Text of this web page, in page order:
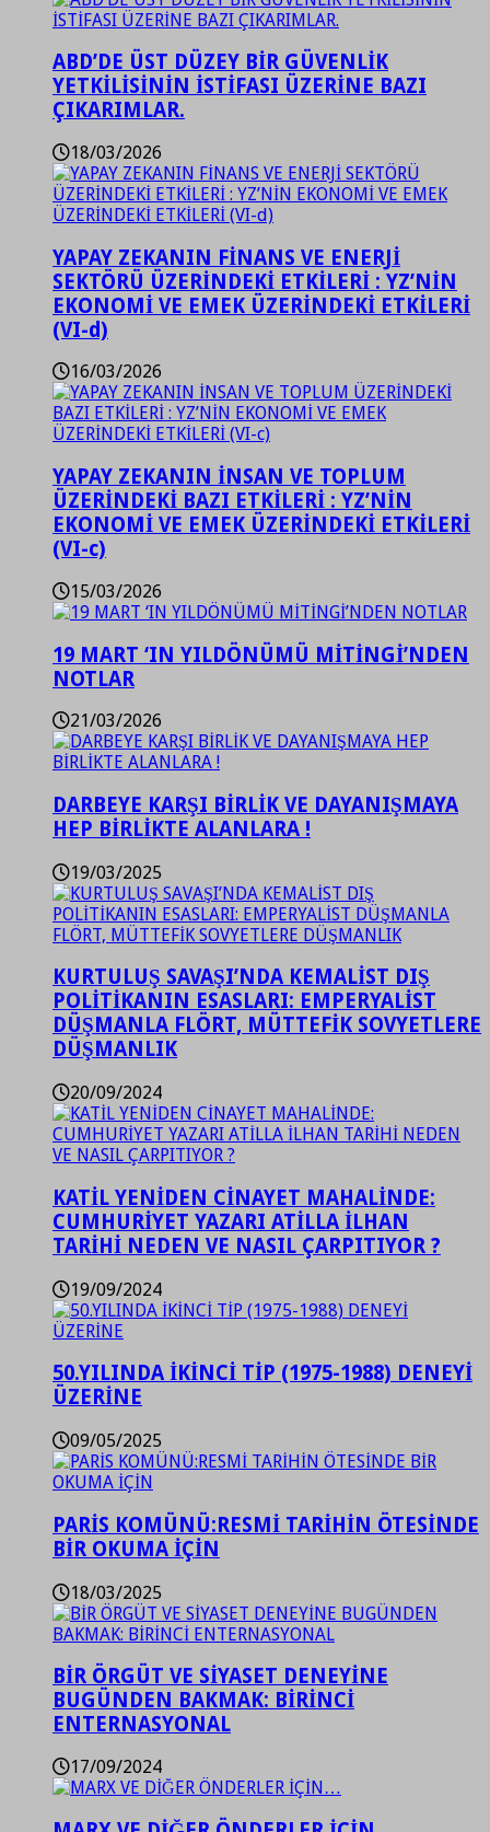
ABD’DE ÜST DÜZEY BİR GÜVENLİK
YETKİLİSİNİN İSTİFASI ÜZERİNE BAZI
ÇIKARIMLAR.
18/03/2026
YAPAY ZEKANIN FİNANS VE ENERJİ
SEKTÖRÜ ÜZERİNDEKİ ETKİLERİ : YZ’NİN
EKONOMİ VE EMEK ÜZERİNDEKİ ETKİLERİ
(VI-d)
16/03/2026
YAPAY ZEKANIN İNSAN VE TOPLUM
ÜZERİNDEKİ BAZI ETKİLERİ : YZ’NİN
EKONOMİ VE EMEK ÜZERİNDEKİ ETKİLERİ
(VI-c)
15/03/2026
19 MART ‘IN YILDÖNÜMÜ MİTİNGİ’NDEN
NOTLAR
21/03/2026
DARBEYE KARŞI BİRLİK VE DAYANIŞMAYA
HEP BİRLİKTE ALANLARA !
19/03/2025
KURTULUŞ SAVAŞI’NDA KEMALİST DIŞ
POLİTİKANIN ESASLARI: EMPERYALİST
DÜŞMANLA FLÖRT, MÜTTEFİK SOVYETLERE
DÜŞMANLIK
20/09/2024
KATİL YENİDEN CİNAYET MAHALİNDE:
CUMHURİYET YAZARI ATİLLA İLHAN
TARİHİ NEDEN VE NASIL ÇARPITIYOR ?
19/09/2024
50.YILINDA İKİNCİ TİP (1975-1988) DENEYİ
ÜZERİNE
09/05/2025
PARİS KOMÜNÜ:RESMİ TARİHİN ÖTESİNDE
BİR OKUMA İÇİN
18/03/2025
BİR ÖRGÜT VE SİYASET DENEYİNE
BUGÜNDEN BAKMAK: BİRİNCİ
ENTERNASYONAL
17/09/2024